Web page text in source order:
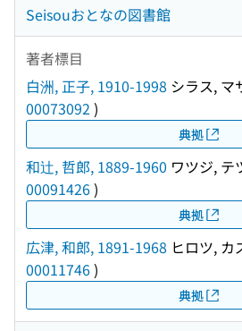
Seisouおとなの図書館
著者標目
白洲, 正子, 1910-1998 シラス, マ
00073092 )
典拠
和辻, 哲郎, 1889-1960 ワツジ, テ
00091426)
典拠
広津, 和郎, 1891-1968 ヒロツ, カ
00011746)
典拠